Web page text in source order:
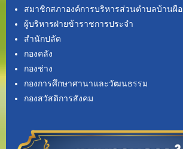
สมาชิกสภาองค์การบริหารส่วนตำบลบ้านผือ
ผู้บริหารฝ่ายข้าราชการประจำ
สำนักปลัด
กองคลัง
กองช่าง
กองการศึกษาศานาและวัฒนธรรม
กองสวัสดิการสังคม